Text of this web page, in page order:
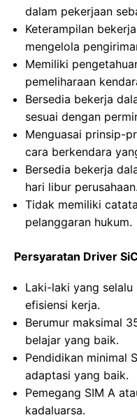
dalam pekerjaan
Keterampilan
mengelola
Memiliki
pemeliharaan
Bersedia bekerja
sesuai dengan
Menguasai prinsip-
cara berkendara
Bersedia bekerja
hari libur perusahaan.
Tidak memiliki
pelanggaran hukum.
Persyaratan Driver
Laki-laki yang
efisiensi kerja.
Berumur maksimal
belajar yang baik.
Pendidikan minimal
adaptasi yang baik.
Pemegang SIM A
kadaluarsa.